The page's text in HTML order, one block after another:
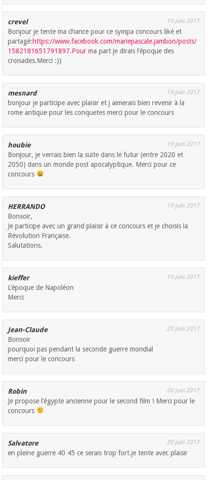
crevel 19 juin 2017
Bonjour je tente ma chance pour ce sympa concours liké et
partagé:https://www.facebook.com/mariepascale.jambon/posts/
1582181651791897.Pour ma part je dirais l’époque des
croisades.Merci :))
mesnard 19 juin 2017
bonjour je participe avec plaisir et j aimerais bien revenir à la
rome antique pour les conquetes merci pour le concours
houbie 19 juin 2017
Bonjour, je verrais bien la suite dans le futur (entre 2020 et
2050) dans un monde post apocalyptique. Merci pour ce
concours
HERRANDO 19 juin 2017
Bonsoir,
Je participe avec un grand plaisir à ce concours et je choisis la
Révolution Française.
Salutations.
kieffer 19 juin 2017
L’époque de Napoléon
Merci
Jean-Claude 20 juin 2017
Bonsoir
pourquoi pas pendant la seconde guerre mondial
merci pour le concours
Robin 20 juin 2017
Je propose l’égypte ancienne pour le second film ! Merci pour le
concours
Salvatore 20 juin 2017
en pleine guerre 40 45 ce serais trop fort.je tente avec plaisir